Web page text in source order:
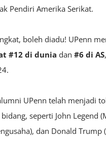
Pendiri Amerika Serikat.
boleh diadu! UPenn
#12 di dunia dan #6 di AS
UPenn telah menjadi
seperti John Legend
dan Donald Trump